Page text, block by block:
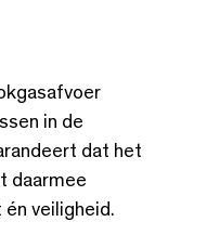
in de
dat het
daarmee
veiligheid.